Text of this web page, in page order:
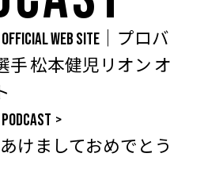
OFFICIAL WEB SITE｜プロバ
手 松本健児リオン オ
PODCAST >
年あけましておめでとう